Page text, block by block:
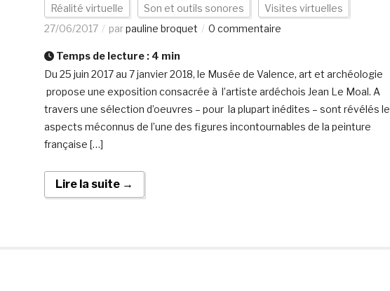
Réalité virtuelle Son et outils sonores
Visites virtuelles
27/06/2017
parpauline broquet 0 commentaire
Temps de lecture : 4 min
Du 25 juin 2017 au 7 janvier 2018, le Musée de Valence, art et archéologie
propose une exposition consacrée à l’artiste ardéchois Jean Le Moal. A
travers une sélection d’oeuvres – pour la plupart inédites – sont révélés
aspects méconnus de l’une des figures incontournables de la peinture
française […]
Lire la suite →